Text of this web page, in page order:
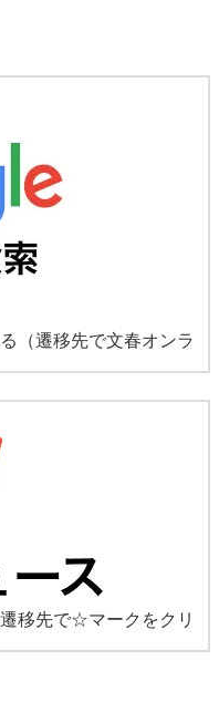
（遷移先で文春オンラ
遷移先で☆マークをクリ